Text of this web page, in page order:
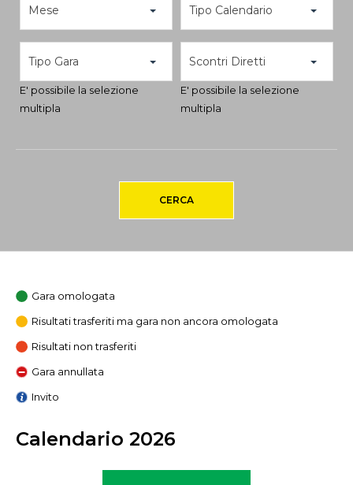
Mese Tipo Calendario
Tipo Gara
E' possibile la selezione
multipla
Scontri Diretti
E' possibile la selezione
multipla
CERCA
Gara omologata
Risultati trasferiti ma gara non ancora omologata
Risultati non trasferiti
Gara annullata
Invito
Calendario 2026